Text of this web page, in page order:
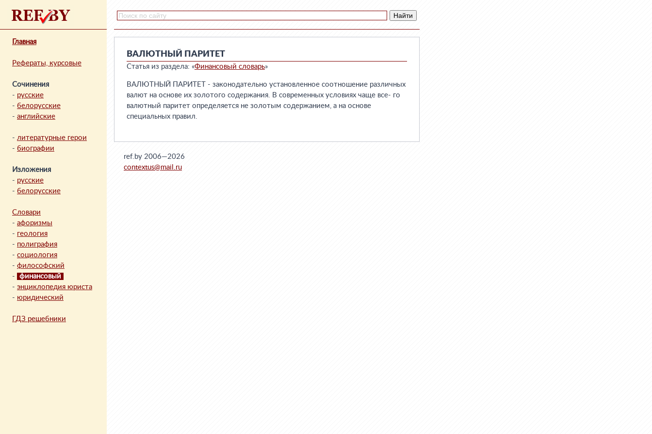
Главная
Рефераты, курсовые
Сочинения
- русские
- белорусские
- английские
- литературные герои
- биографии
Изложения
- русские
- белорусские
Словари
- афоризмы
- геология
- полиграфия
- социология
- философский
-
финансовый
- энциклопедия юриста
- юридический
ГДЗ решебники
ВАЛЮТНЫЙ ПАРИТЕТ
Статья из раздела: «Финансовый словарь»
ВАЛЮТНЫЙ ПАРИТЕТ - законодательно установленное соотношение различных
валют на основе их золотого содержания. В современных условиях чаще все- го
валютный паритет определяется не золотым содержанием, а на основе
специальных правил.
ref.by 2006—2026
contextus@mail.ru